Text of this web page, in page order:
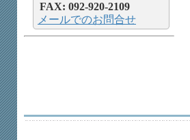
FAX: 092-920-2109
メールでのお問合せ